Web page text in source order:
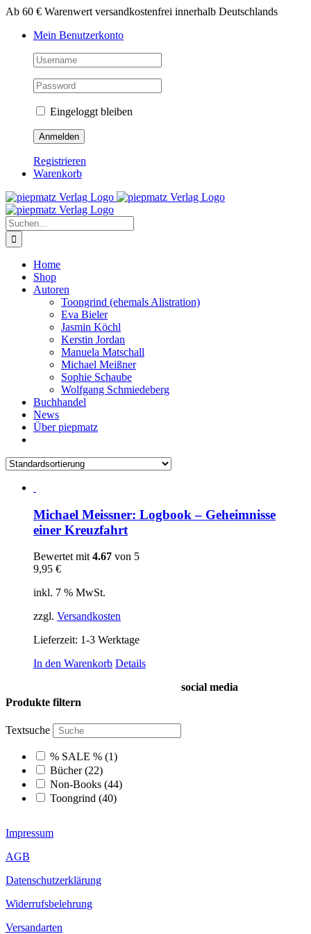
Zum
springen
Ab 60 € Warenwert versandkostenfrei innerhalb Deutschlands
Mein Benutzerkonto
Eingeloggt bleiben
Registrieren
Warenkorb
Suche
nach:
Home
Shop
Autoren
Toongrind (ehemals Alistration)
Eva Bieler
Jasmin Köchl
Kerstin Jordan
Manuela Matschall
Michael Meißner
Sophie Schaube
Wolfgang Schmiedeberg
Buchhandel
News
Über piepmatz
Michael Meissner: Logbook – Geheimnisse
einer Kreuzfahrt
Bewertet mit4.67 von 5
9,95 €
inkl. 7 % MwSt.
zzgl. Versandkosten
Lieferzeit: 1-3 Werktage
In den Warenkorb Details
Produkte filtern
Textsuche
% SALE % (1)
Bücher(22)
Non-Books (44)
Toongrind (40)
social media
Impressum
AGB
Datenschutzerklärung
Widerrufsbelehrung
Versandarten